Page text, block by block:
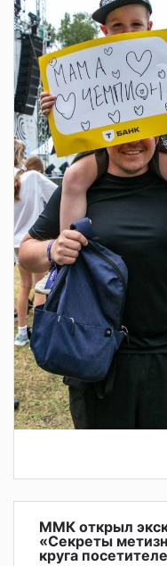
ММК открыл
«Секреты
круга